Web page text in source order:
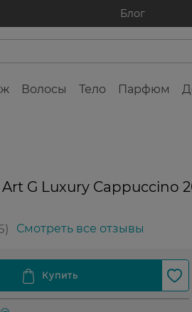
Блог
Волосы Тело Парфюм
G Luxury Cappuccino
Смотреть все отзывы